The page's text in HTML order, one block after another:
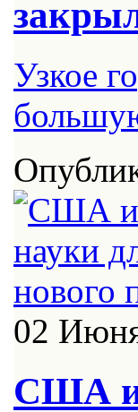
Узкое
02
США